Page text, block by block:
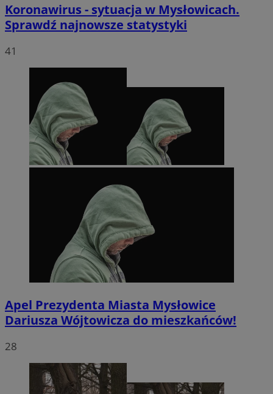
Koronawirus - sytuacja w Mysłowicach.
Sprawdź najnowsze statystyki
41
Apel Prezydenta Miasta Mysłowice
Dariusza Wójtowicza do mieszkańców!
28